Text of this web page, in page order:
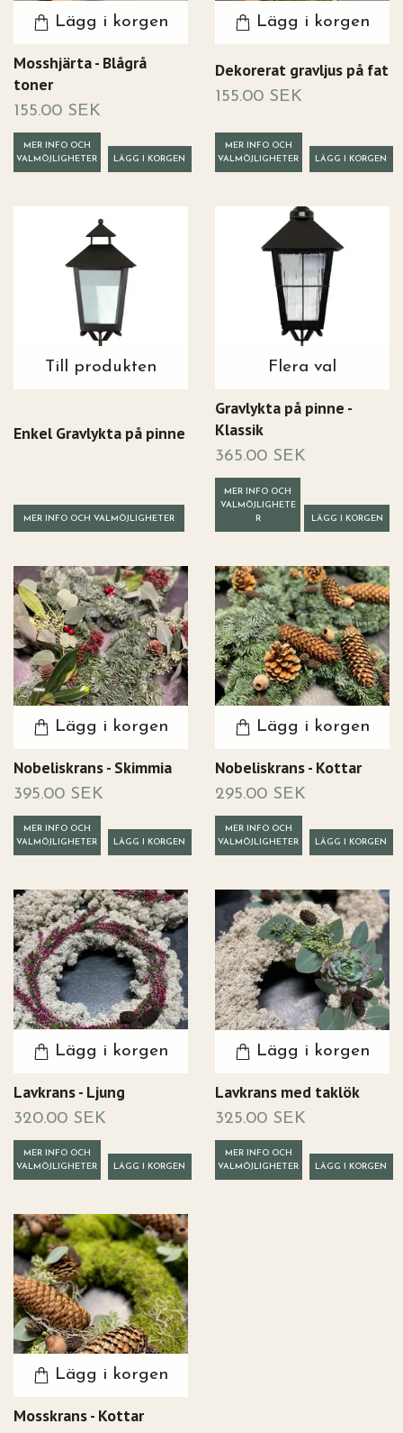
Lägg i korgen
Mosshjärta - Blågrå
toner
155.00 SEK
MER INFO OCH
VALMÖJLIGHETER
Lägg i korgen
Dekorerat gravljus på fat
155.00 SEK
MER INFO OCH
VALMÖJLIGHETER
Till produkten
Enkel Gravlykta på pinne
MER INFO OCH VALMÖJLIGHETER
Flera val
Gravlykta på pinne -
Klassik
365.00 SEK
MER INFO OCH
VALMÖJLIGHETE
R
LÄGG I KORGEN
Lägg i korgen
Nobeliskrans - Skimmia
395.00 SEK
MER INFO OCH
VALMÖJLIGHETER
Lägg i korgen
Nobeliskrans - Kottar
295.00 SEK
MER INFO OCH
VALMÖJLIGHETER
Lägg i korgen
Lavkrans - Ljung
320.00 SEK
MER INFO OCH
VALMÖJLIGHETER
Lägg i korgen
Lavkrans med taklök
325.00 SEK
MER INFO OCH
VALMÖJLIGHETER
Lägg i korgen
Mosskrans - Kottar